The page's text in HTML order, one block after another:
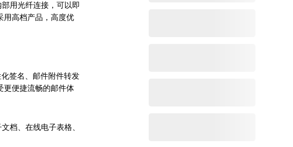
用光纤连接，可以即
用高档产品，高度优
签名、邮件附件转发
更便捷流畅的邮件体
档、在线电子表格、